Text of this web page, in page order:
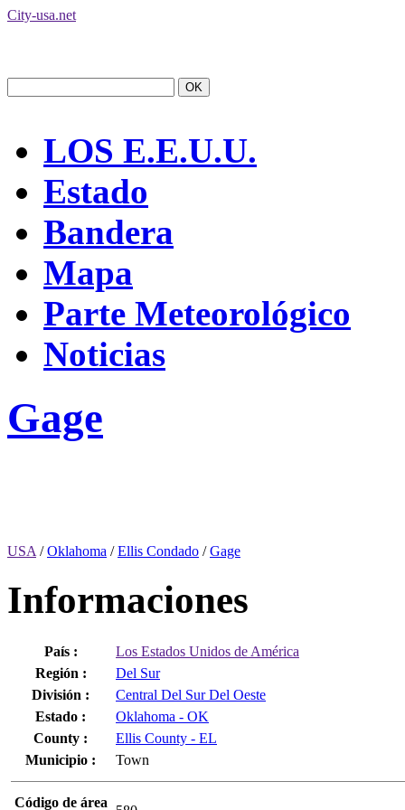
City-usa.net
LOS E.E.U.U.
Estado
Bandera
Mapa
Parte Meteorológico
Noticias
Gage
USA /Oklahoma /Ellis Condado /Gage
Informaciones
País :
Los Estados Unidos de América
Región :
Del Sur
División :
Central Del Sur Del Oeste
Estado :
Oklahoma - OK
County :
Ellis County - EL
Municipio :
Town
Código de área